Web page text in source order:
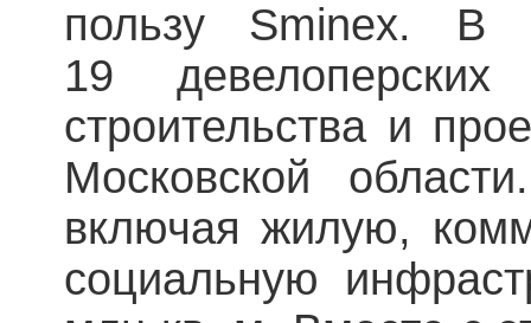
пользу Sminex. В
19
строительства и
Московской
включая жилую,
социальную